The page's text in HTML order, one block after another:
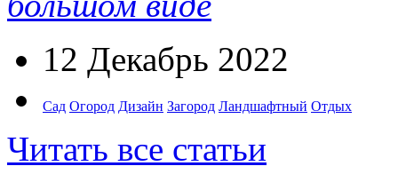
12 Декабрь 2022
Сад Огород Дизайн Загород Ландшафтный Отдых
Читать все статьи